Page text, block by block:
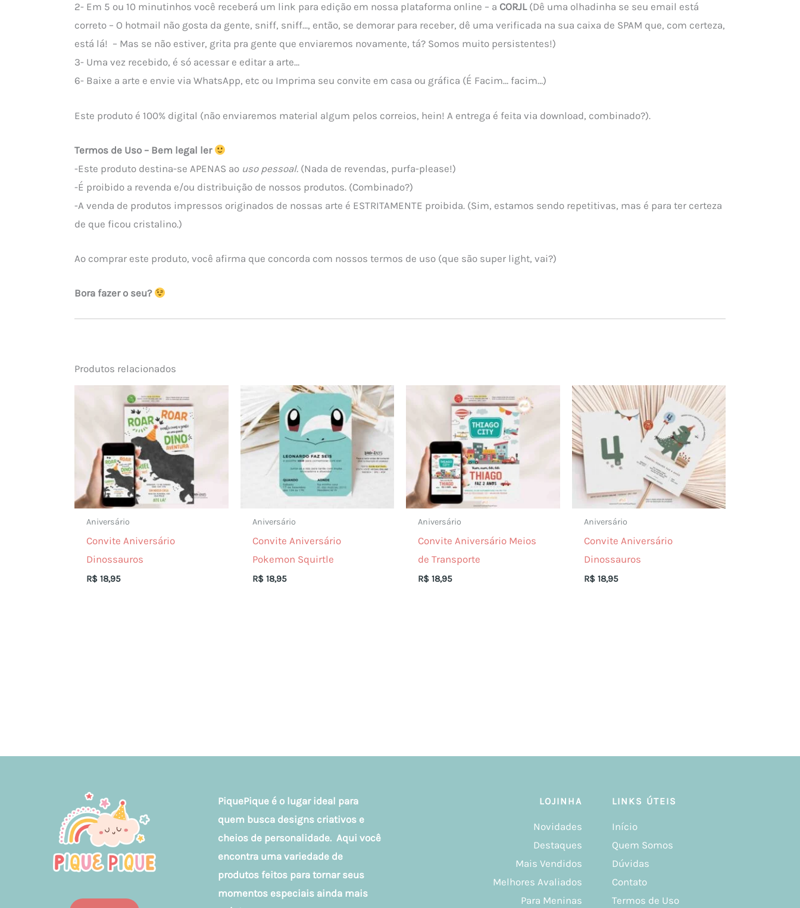
2- Em 5 ou 10 minutinhos você receberá um link para edição em nossa plataforma online – a CORJL(Dê uma olhadinha se seu email está
correto – O hotmail não gosta da gente, sniff, sniff…, então, se demorar para receber, dê uma verificada na sua caixa de SPAM que, com certeza,
está lá! – Mas se não estiver, grita pra gente que enviaremos novamente, tá? Somos muito persistentes!)
3- Uma vez recebido, é só acessar e editar a arte…
6- Baixe a arte e envie via WhatsApp, etc ou Imprima seu convite em casa ou gráfica (É Facim… facim…)
Este produto é 100% digital (não enviaremos material algum pelos correios, hein! A entrega é feita via download, combinado?).
Termos de Uso – Bem legal ler
-Este produto destina-se APENAS ao uso pessoal. (Nada de revendas, purfa-please!)
-É proibido a revenda e/ou distribuição de nossos produtos. (Combinado?)
-A venda de produtos impressos originados de nossas arte é ESTRITAMENTE proibida. (Sim, estamos sendo repetitivas, mas é para ter certeza
de que ficou cristalino.)
Ao comprar este produto, você afirma que concorda com nossos termos de uso (que são super light, vai?)
Bora fazer o seu?
Produtos relacionados
Aniversário
Convite Aniversário
Dinossauros
R$ 18,95
Aniversário
Convite Aniversário
Pokemon Squirtle
R$18,95
Aniversário
Convite Aniversário Meios
de Transporte
R$ 18,95
Aniversário
Convite Aniversário
Dinossauros
R$18,95
PiquePique é o lugar ideal para
quem busca designs criativos e
cheios de personalidade. Aqui você
encontra uma variedade de
produtos feitos para tornar seus
momentos especiais ainda mais
LOJINHA
Novidades
Destaques
Mais Vendidos
Melhores Avaliados
Para Meninas
LINKS ÚTEIS
Início
Quem Somos
Dúvidas
Contato
Termos de Uso